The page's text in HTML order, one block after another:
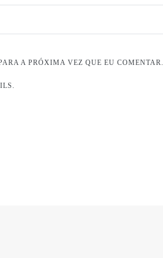
A PRÓXIMA VEZ QUE EU COMENTAR.